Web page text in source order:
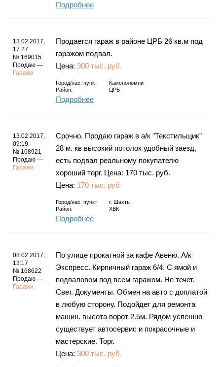
Подробнее
13.02.2017,
17:27
№ 169015
Продаю —
Гаражи
Продается гараж в районе ЦРБ 26 кв.м под
гаражом подвал.
Цена: 300 тыс. руб.
Город/нас. пункт:
Каменоломни
Район:
ЦРБ
Подробнее
13.02.2017,
09:19
№ 168921
Продаю —
Гаражи
Срочно. Продаю гараж в а/к "Текстильщик"
28 м. кв высокий потолок удобный заезд,
есть подвал реальному покупателю
хороший торг. Цена: 170 тыс. руб.
Цена: 170 тыс. руб.
Город/нас. пункт: г.
Шахты
Район:
ХБК
Подробнее
08.02.2017,
13:17
№ 168622
Продаю —
Гаражи
По улице прокатной за кафе Авеню. А/к
Экспресс. Кирпичный гараж 6/4. С ямой и
подваловом под всем гаражом. Не течет.
Свет. Документы. Обмен на авто с доплатой
в любую сторону. Подойдет для ремонта
машин. высота ворот 2.5м. Рядом успешно
существует автосервис и покрасочные и
мастерские. Торг.
Цена: 300 тыс. руб.